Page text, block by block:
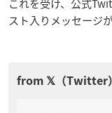
これを受け、公式
スト入りメッセージ